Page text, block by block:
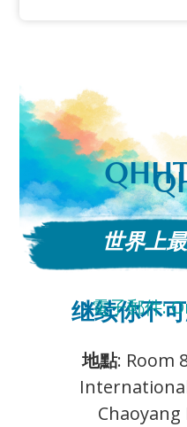
世界上
继续你不
電子郵件:
地點: Room